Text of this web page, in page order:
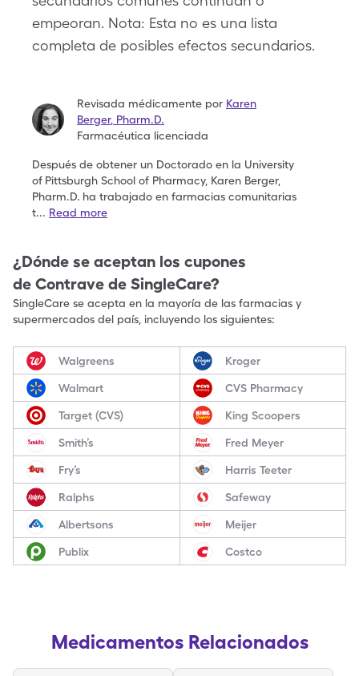
empeoran. Nota: Esta no es una lista
completa de posibles efectos secundarios.
Revisada médicamente por Karen
Berger, Pharm.D.
Farmacéutica licenciada
Después de obtener un Doctorado en la University
of Pittsburgh School of Pharmacy, Karen Berger,
Pharm.D. ha trabajado en farmacias comunitarias
t... Read more
¿Dónde se aceptan los cupones
de Contrave de SingleCare?
SingleCare se acepta en la mayoría de las farmacias y
supermercados del país, incluyendo los siguientes:
Walgreens Kroger
Walmart CVS Pharmacy
Target (CVS) King Scoopers
Smith’s Fred Meyer
Fry’s Harris Teeter
Ralphs Safeway
Albertsons Meijer
Publix Costco
Medicamentos Relacionados